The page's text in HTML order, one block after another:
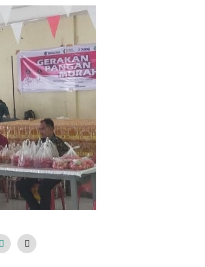
0
6
0
2
6